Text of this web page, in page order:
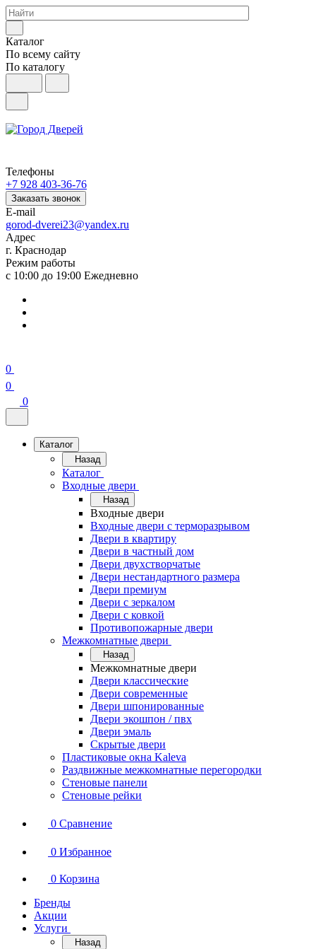
Каталог
По всему сайту
По каталогу
Телефоны
+7 928 403-36-76
Заказать звонок
E-mail
gorod-dverei23@yandex.ru
Адрес
г. Краснодар
Режим работы
с 10:00 до 19:00 Ежедневно
0
0
0
Каталог
Назад
Каталог
Входные двери
Назад
Входные двери
Входные двери с терморазрывом
Двери в квартиру
Двери в частный дом
Двери двухстворчатые
Двери нестандартного размера
Двери премиум
Двери с зеркалом
Двери с ковкой
Противопожарные двери
Межкомнатные двери
Назад
Межкомнатные двери
Двери классические
Двери современные
Двери шпонированные
Двери экошпон / пвх
Двери эмаль
Скрытые двери
Пластиковые окна Kaleva
Раздвижные межкомнатные перегородки
Стеновые панели
Стеновые рейки
0 Сравнение
0 Избранное
0 Корзина
Бренды
Акции
Услуги
Назад